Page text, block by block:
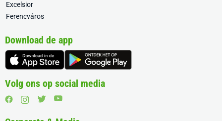
Excelsior
Ferencváros
Download de app
Volg ons op social media